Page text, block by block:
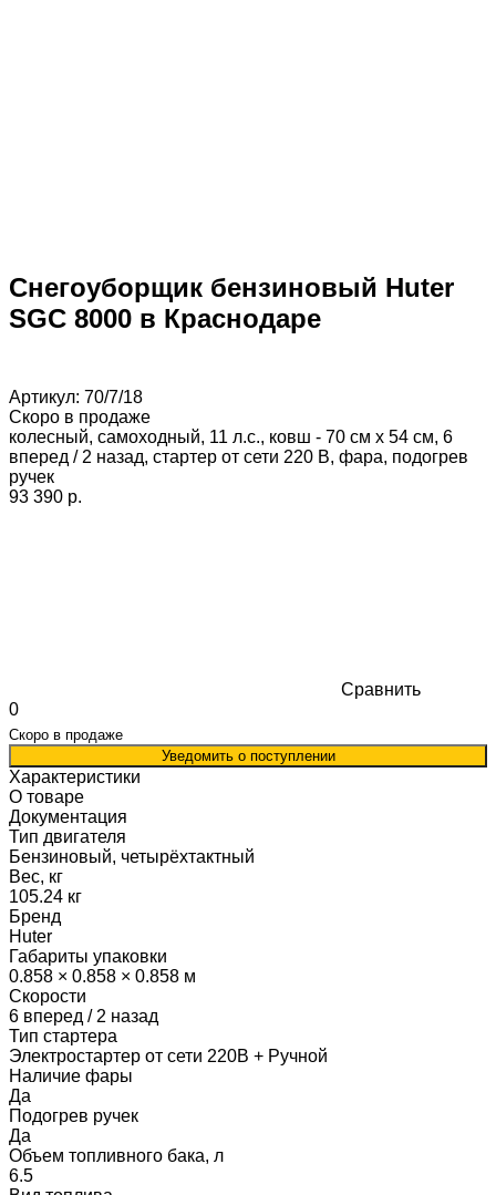
Снегоуборщик бензиновый Huter
SGC 8000 в Краснодаре
Артикул: 70/7/18
Скоро в продаже
колесный, самоходный, 11 л.с., ковш - 70 см x 54 см, 6
вперед / 2 назад, стартер от сети 220 В, фара, подогрев
ручек
93 390 p.
Сравнить
0
Скоро в продаже
Уведомить о поступлении
Характеристики
О товаре
Документация
Тип двигателя
Бензиновый, четырёхтактный
Вес, кг
105.24 кг
Бренд
Huter
Габариты упаковки
0.858 × 0.858 × 0.858 м
Скорости
6 вперед / 2 назад
Тип стартера
Электростартер от сети 220В + Ручной
Наличие фары
Да
Подогрев ручек
Да
Объем топливного бака, л
6.5